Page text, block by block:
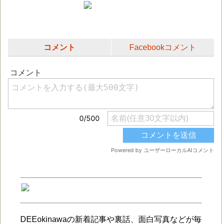
コメント Facebookコメント
DEEokinawaの新着記事や裏話、面白写真などが毎